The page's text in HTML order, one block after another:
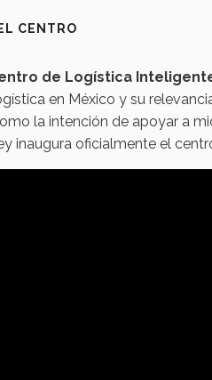
CENTRO
de Logística
en México y su
la intención de apoyar a
inaugura oficialmente el